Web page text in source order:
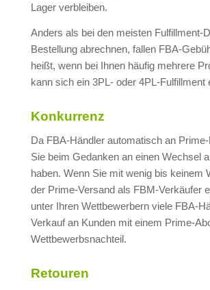
Lager verbleiben.
Anders als bei den meisten Fulfillment-
Bestellung abrechnen, fallen FBA-
heißt, wenn bei Ihnen häufig mehrere
kann sich ein 3PL- oder 4PL-Fulfillment
Konkurrenz
Da FBA-Händler automatisch an
Sie beim Gedanken an einen Wechsel
haben. Wenn Sie mit wenig bis keinem
der Prime-Versand als FBM-Verkäufer
unter Ihren Wettbewerbern viele FBA-
Verkauf an Kunden mit einem Prime-
Wettbewerbsnachteil.
Retouren